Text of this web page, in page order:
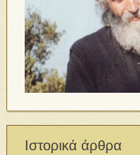
Ιστορικά άρθρα